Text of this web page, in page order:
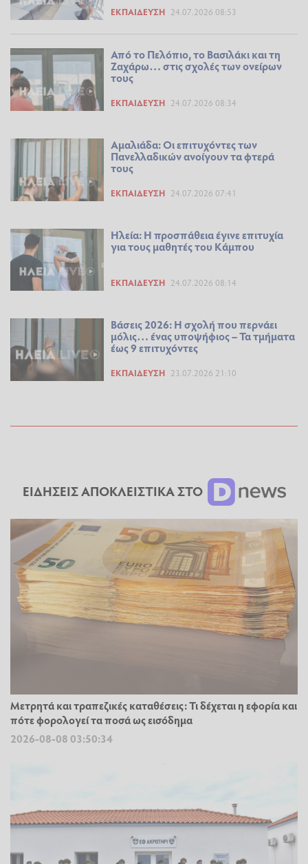
ΕΚΠΑΊΔΕΥΣΗ 24.07.2026 08:53
Από το Πελόπιο, το Βασιλάκι και τη
Ζαχάρω… στις σχολές των ονείρων
τους
ΕΚΠΑΊΔΕΥΣΗ 24.07.2026 08:34
Αμαλιάδα: Οι επιτυχόντες των
Πανελλαδικών ανοίγουν τα φτερά
τους
ΕΚΠΑΊΔΕΥΣΗ 24.07.2026 07:41
Ηλεία: Η προσπάθεια έγινε επιτυχία
για τους μαθητές του Κάμπου
ΕΚΠΑΊΔΕΥΣΗ 24.07.2026 08:14
Βάσεις 2026: Η σχολή που περνάει
μόλις… ένας υποψήφιος – Τα τμήματα
έως 9 επιτυχόντες
ΕΚΠΑΊΔΕΥΣΗ 23.07.2026 21:10
ΕΙΔΗΣΕΙΣ ΑΠΟΚΛΕΙΣΤΙΚΑ ΣΤΟ
Μετρητά και τραπεζικές καταθέσεις: Τι δέχεται η εφορία και
πότε φορολογεί τα ποσά ως εισόδημα
2026-08-08 03:50:34